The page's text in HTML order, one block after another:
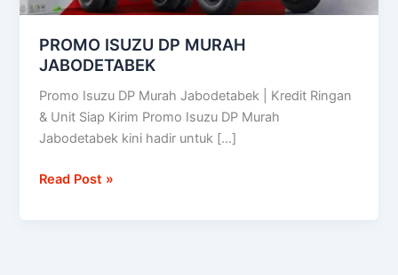
PROMO ISUZU DP MURAH
JABODETABEK
Promo Isuzu DP Murah Jabodetabek | Kredit Ringan
& Unit Siap Kirim Promo Isuzu DP Murah
Jabodetabek kini hadir untuk […]
Read Post »